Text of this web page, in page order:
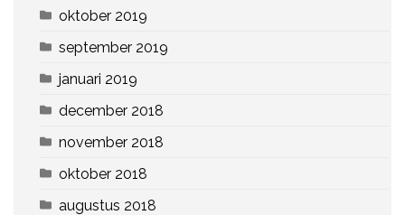
oktober 2019
september 2019
januari 2019
december 2018
november 2018
oktober 2018
augustus 2018